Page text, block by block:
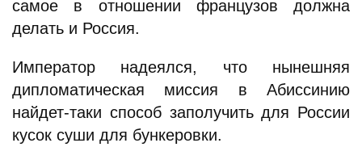
самое в отношении французов должна
делать и Россия.
Император надеялся, что нынешняя
дипломатическая миссия в Абиссинию
найдет-таки способ заполучить для России
кусок суши для бункеровки.